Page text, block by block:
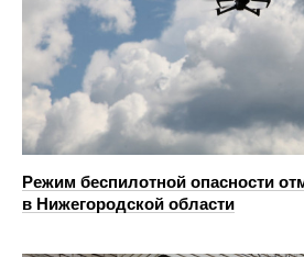
Режим беспилотной опасности
в Нижегородской области